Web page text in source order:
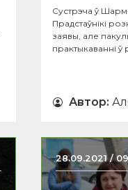
Сустрэча ў
Прадстаўнікі
заявы, але
практыкаванні ў
Автор:
28.09.2021 /